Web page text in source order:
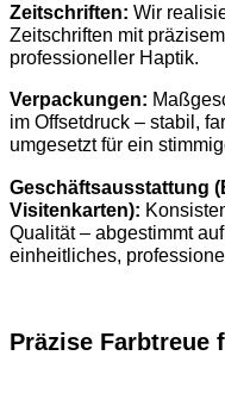
Zeitschriften: Wir
Zeitschriften mit
professioneller Haptik.
Verpackungen:
im Offsetdruck – stabil,
umgesetzt für ein
Geschäftsausstattung
Visitenkarten):
Qualität – abgestimmt
einheitliches,
Präzise Farbtreue